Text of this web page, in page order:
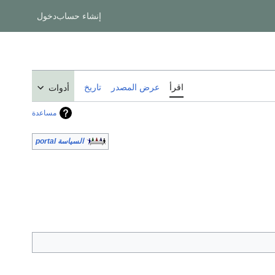
إنشاء حسابدخول
اقرأ عرض المصدر تاريخ أدوات
مساعدة
السياسة portal